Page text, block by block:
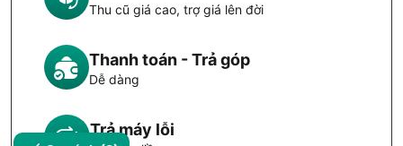
1 HDMI 1.4
Wifi
Wifi 6
Bluetooth
Webcam
Thu cũ giá cao, trợ giá lên đời
Thanh toán - Trả góp
Dễ dàng
Trả máy lỗi